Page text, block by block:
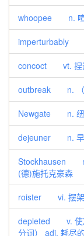
whoopee n. 喧
imperturbably
concoct vt. 捏
outbreak n. （
Newgate n. 纽
dejeuner n. 早
Stockhausen n.
(德)施托克豪森
roister vi. 摆架
depleted v. 使
分词） adj. 耗尽